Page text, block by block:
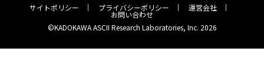
サイトポリシー
プライバシーポリシー 運営会社
お問い合わせ
©KADOKAWA ASCII Research Laboratories, Inc. 2026